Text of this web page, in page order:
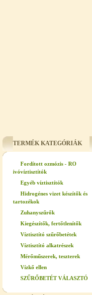
TERMÉK KATEGÓRIÁK
Fordított ozmózis - RO
ivóvíztisztítók
Egyéb víztisztítók
Hidrogénes vizet készítők és
tartozékok
Zuhanyszűrők
Kiegészítők, fertőtlenítők
Víztisztító szűrőbetétek
Víztisztító alkatrészek
Mérőműszerek, teszterek
Vízkő ellen
SZŰRŐBETÉT VÁLASZTÓ